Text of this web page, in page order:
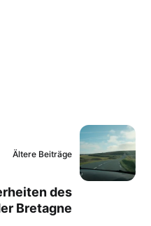
Ältere Beiträge
des
Bretagne